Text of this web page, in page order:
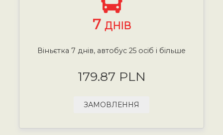
7 ДНІВ
Віньєтка 7 днів, автобус 25 осіб і більше
179.87 PLN
ЗАМОВЛЕННЯ